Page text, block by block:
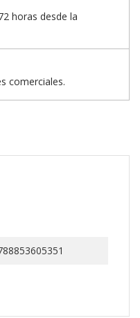
horas desde la
comerciales.